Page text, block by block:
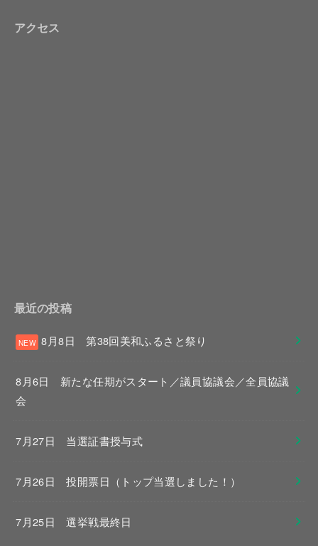
アクセス
最近の投稿
8月8日 第38回美和ふるさと祭り
8月6日 新たな任期がスタート／議員協議会／全員協議
会
7月27日 当選証書授与式
7月26日 投開票日（トップ当選しました！）
7月25日 選挙戦最終日